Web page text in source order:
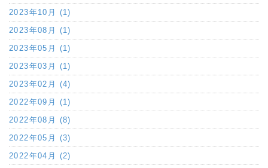
2023年10月 (1)
2023年08月 (1)
2023年05月 (1)
2023年03月 (1)
2023年02月 (4)
2022年09月 (1)
2022年08月 (8)
2022年05月 (3)
2022年04月 (2)